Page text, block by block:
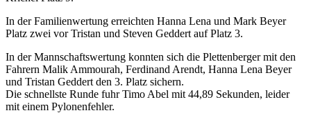
In der Familienwertung erreichten Hanna Lena und Mark Beyer
Platz zwei vor Tristan und Steven Geddert auf Platz 3.
In der Mannschaftswertung konnten sich die Plettenberger mit den
Fahrern Malik Ammourah, Ferdinand Arendt, Hanna Lena Beyer
und Tristan Geddert den 3. Platz sichern.
Die schnellste Runde fuhr Timo Abel mit 44,89 Sekunden, leider
mit einem Pylonenfehler.